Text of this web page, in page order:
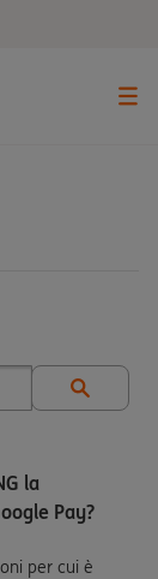
la
Pay?
per cui è